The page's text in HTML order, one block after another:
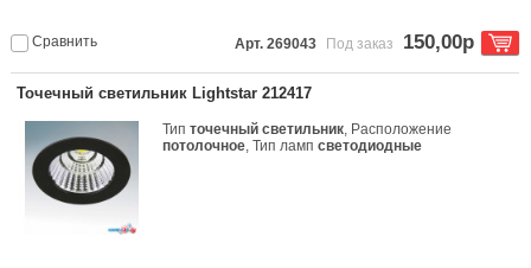
Сравнить Арт. 269043 Под заказ 150,00р
Точечный светильник Lightstar 212417
Типточечный светильник, Расположение
потолочное, Тип лампсветодиодные